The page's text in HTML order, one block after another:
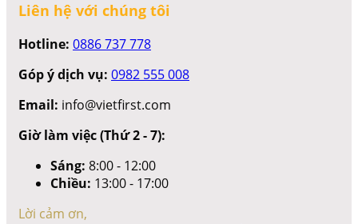
Liên hệ với chúng tôi
Hotline: 0886 737 778
Góp ý dịch vụ: 0982 555 008
Email: info@vietfirst.com
Giờ làm việc (Thứ 2 - 7):
Sáng: 8:00 - 12:00
Chiều: 13:00 - 17:00
Lời cảm ơn,